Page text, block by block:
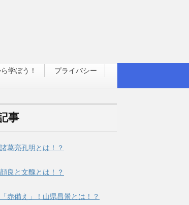
学ぼう！
プライバシー
事
葛亮孔明とは！？
良と文醜とは！？
赤備え」！山県昌景とは！？